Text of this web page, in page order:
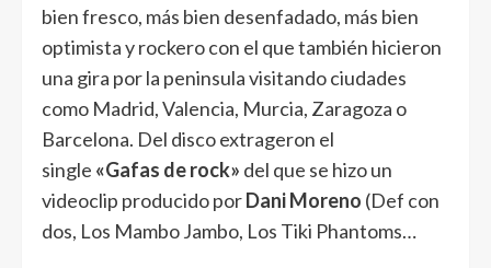
bien fresco, más bien desenfadado, más bien
optimista y rockero con el que también hicieron
una gira por la peninsula visitando ciudades
como Madrid, Valencia, Murcia, Zaragoza o
Barcelona. Del disco extrageron el
single «Gafas de rock» del que se hizo un
videoclip producido porDani Moreno (Def con
dos, Los Mambo Jambo, Los Tiki Phantoms…